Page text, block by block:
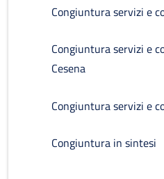
Congiuntura servizi e
Congiuntura servizi e
Cesena
Congiuntura servizi e
Congiuntura in sintesi